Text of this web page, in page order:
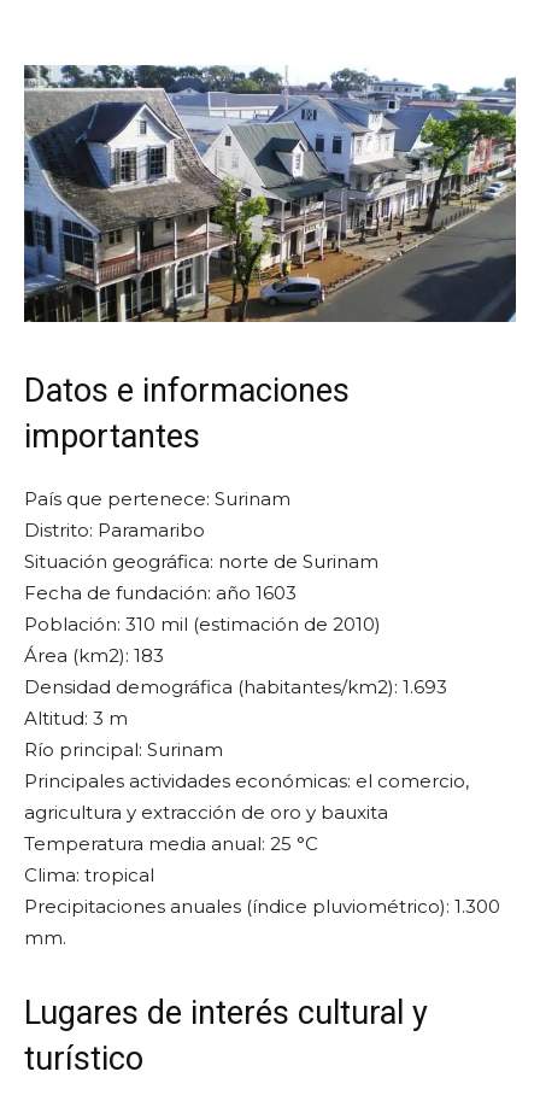
Datos e informaciones
importantes
País que pertenece: Surinam
Distrito: Paramaribo
Situación geográfica: norte de Surinam
Fecha de fundación: año 1603
Población: 310 mil (estimación de 2010)
Área (km2): 183
Densidad demográfica (habitantes/km2): 1.693
Altitud: 3 m
Río principal: Surinam
Principales actividades económicas: el comercio,
agricultura y extracción de oro y bauxita
Temperatura media anual: 25 °C
Clima: tropical
Precipitaciones anuales (índice pluviométrico): 1.300
mm.
Lugares de interés cultural y
turístico